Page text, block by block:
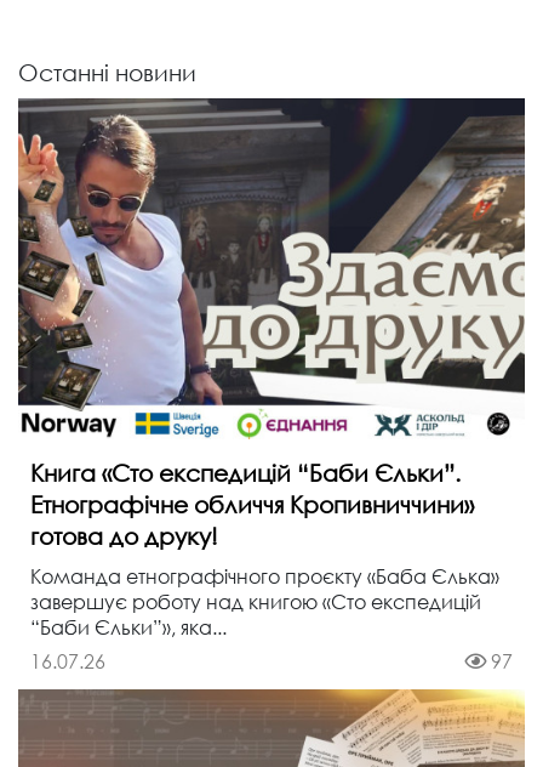
Останні новини
Книга «Сто експедицій “Баби Єльки”.
Етнографічне обличчя Кропивниччини»
готова до друку!
Команда етнографічного проєкту «Баба Єлька»
завершує роботу над книгою «Сто експедицій
“Баби Єльки”», яка...
16.07.26
97